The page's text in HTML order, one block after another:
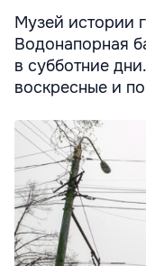
Музей истории
Водонапорная
в субботние
воскресные и